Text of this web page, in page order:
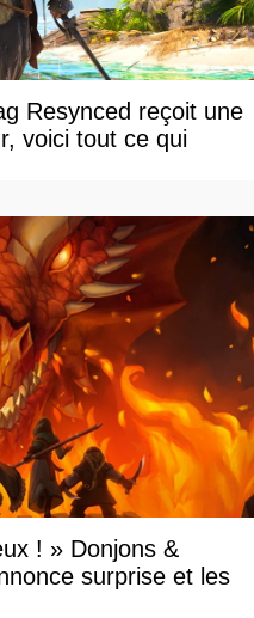
Resynced reçoit une
voici tout ce qui
! » Donjons &
surprise et les